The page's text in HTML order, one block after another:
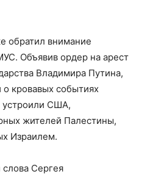
обратил внимание
Объявив ордер на арест
Владимира Путина,
кровавых событиях
устроили США,
жителей Палестины,
Израилем.
Сергея